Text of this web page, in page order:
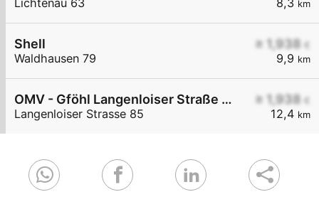
8,3 km
Lichtenau 63
≥ 1,938 €
9,9 km
Shell
Waldhausen 79
≥ 1,938 €
12,4 km
OMV - Gföhl Langenloiser Straße 85
Langenloiser Strasse 85